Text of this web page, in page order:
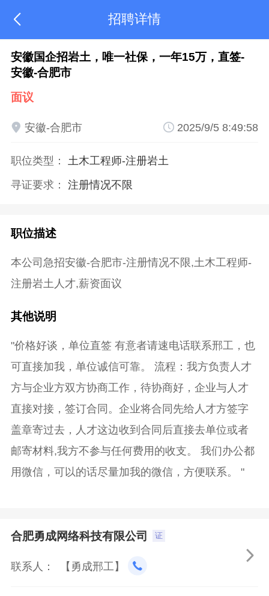
 招聘详情
安徽国企招岩土，唯一社保，一年15万，直签-
安徽-合肥市
面议
 安徽-合肥市  2025/9/5 8:49:58
职位类型： 土木工程师-注册岩土
寻证要求： 注册情况不限
职位描述
本公司急招安徽-合肥市-注册情况不限,土木工程师-
注册岩土人才,薪资面议
其他说明
"价格好谈，单位直签 有意者请速电话联系邢工，也
可直接加我，单位诚信可靠。 流程：我方负责人才
方与企业方双方协商工作，待协商好，企业与人才
直接对接，签订合同。企业将合同先给人才方签字
盖章寄过去，人才这边收到合同后直接去单位或者
邮寄材料,我方不参与任何费用的收支。 我们办公都
用微信，可以的话尽量加我的微信，方便联系。 "
合肥勇成网络科技有限公司 证

联系人： 【勇成邢工】